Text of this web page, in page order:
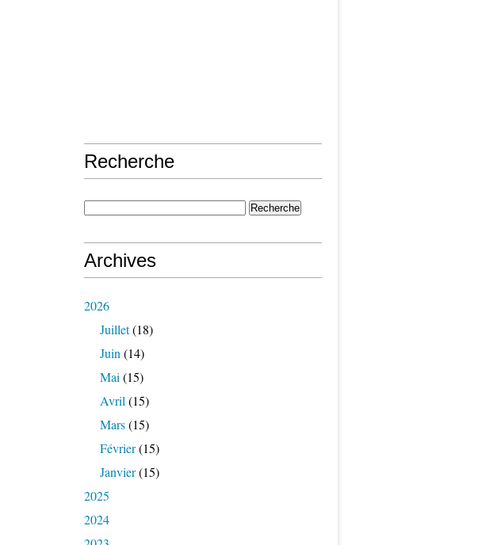
Recherche
Archives
2026
Juillet(18)
Juin (14)
Mai (15)
Avril (15)
Mars(15)
Février(15)
Janvier(15)
2025
2024